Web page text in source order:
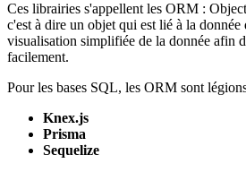
Ces librairies s'appellent les ORM :
c'est à dire un objet qui est lié à la
visualisation simplifiée de la donnée afin
facilement.
Pour les bases SQL, les ORM sont
Knex.js
Prisma
Sequelize